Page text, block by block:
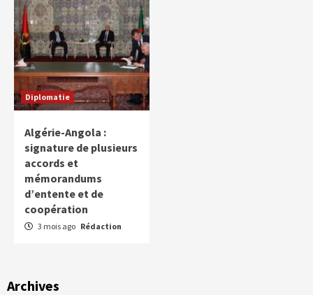
Diplomatie
Algérie-Angola :
signature de plusieurs
accords et
mémorandums
d’entente et de
coopération
3 mois ago Rédaction
Archives